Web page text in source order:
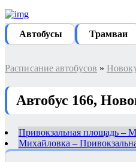
Автобуcы Трамваи
Расписание автобусов »
Автобус 166,
Привокзальная площадь –
Михайловка –